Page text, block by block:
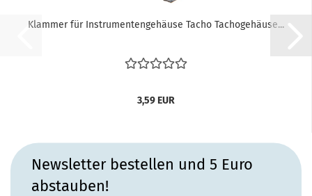
Klammer für Instrumentengehäuse Tacho Tachogehäuse...
3,59 EUR
Newsletter bestellen und 5 Euro
abstauben!